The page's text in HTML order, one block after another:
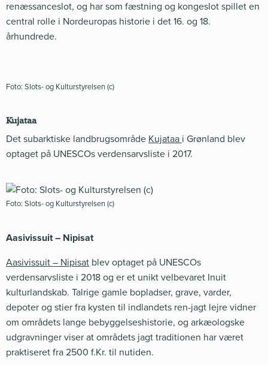
renæssanceslot, og har som fæstning og kongeslot spillet en
central rolle i Nordeuropas historie i det 16. og 18.
århundrede.
Foto: Slots- og Kulturstyrelsen (c)
Kujataa
Det subarktiske landbrugsområde Kujataa i Grønland blev
optaget på UNESCOs verdensarvsliste i 2017.
Foto: Slots- og Kulturstyrelsen (c)
Aasivissuit – Nipisat
Aasivissuit – Nipisat blev optaget på UNESCOs
verdensarvsliste i 2018 og er et unikt velbevaret Inuit
kulturlandskab. Talrige gamle bopladser, grave, varder,
depoter og stier fra kysten til indlandets ren-jagt lejre vidner
om områdets lange bebyggelseshistorie, og arkæologske
udgravninger viser at områdets jagt traditionen har været
praktiseret fra 2500 f.Kr. til nutiden.